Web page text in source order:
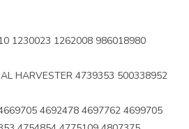
1230023 1262008 986018980
HARVESTER 4739353 500338952
4692478 4697762 4699705